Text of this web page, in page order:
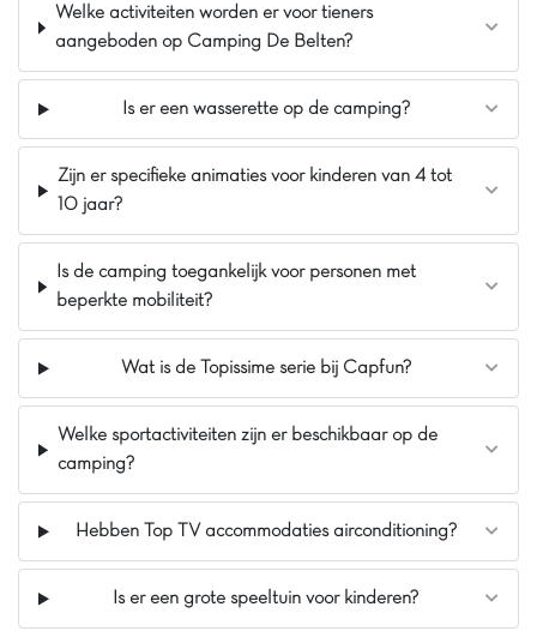
Op 3 km van Winterswijk
Dichtbij de Duitse grens
Natuurspeeltuin
Welke activiteiten worden er voor tieners
aangeboden op Camping De Belten?
Is er een wasserette op de camping?
Zijn er specifieke animaties voor kinderen van 4 tot
10 jaar?
Is de camping toegankelijk voor personen met
beperkte mobiliteit?
Wat is de Topissime serie bij Capfun?
Welke sportactiviteiten zijn er beschikbaar op de
camping?
Hebben Top TV accommodaties airconditioning?
Is er een grote speeltuin voor kinderen?